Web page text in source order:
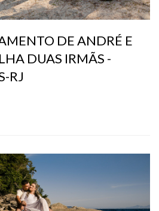
DE ANDRÉ E
DUAS IRMÃS -
RJ